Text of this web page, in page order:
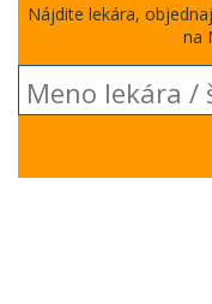
Nájdite lekára,
na